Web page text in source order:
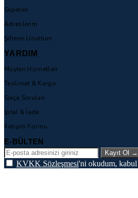
Sepetim
Adreslerim
Şifremi Unuttum
YARDIM
Müşteri Hizmetleri
Teslimat & Kargo
Sıkça Sorulan
İptal & İade
İletişim Formu
E-BÜLTEN
Kayıt Ol →
KVKK Sözleşmesi'ni okudum,